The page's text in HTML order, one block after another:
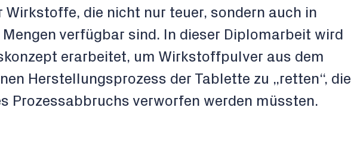
Wirkstoffe, die nicht nur teuer, sondern auch in
Mengen verfügbar sind. In dieser Diplomarbeit wird
erarbeitet, um Wirkstoffpulver aus dem
Herstellungsprozess der Tablette zu „retten“, die
Prozessabbruchs verworfen werden müssten.